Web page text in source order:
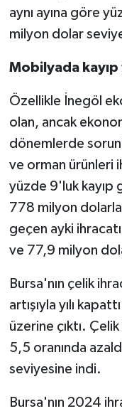
aynı ayına göre
milyon dolar
Mobilyada
Özellikle İnegöl
olan, ancak
dönemlerde
ve orman ürünleri
yüzde 9'luk
778 milyon
geçen ayki
ve 77,9 milyon
Bursa'nın çelik
artışıyla yılı
üzerine çıktı.
5,5 oranında
seviyesine indi.
Bursa'nın 2024